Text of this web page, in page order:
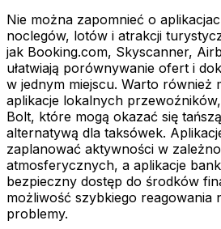
Nie można zapomnieć o
noclegów, lotów i atrakcji
jak Booking.com, Skyscanner,
ułatwiają porównywanie ofert i
w jednym miejscu. Warto również
aplikacje lokalnych
Bolt, które mogą okazać się
alternatywą dla taksówek.
zaplanować aktywności w
atmosferycznych, a aplikacje
bezpieczny dostęp do środków
możliwość szybkiego reagowania
problemy.